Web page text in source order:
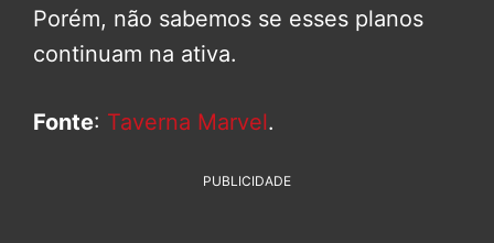
Porém, não sabemos se esses planos
continuam na ativa.
Fonte: Taverna Marvel.
PUBLICIDADE